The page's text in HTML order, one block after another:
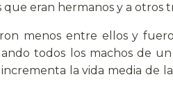
eran hermanos y a otros
menos entre ellos y
todos los machos de
la vida media de